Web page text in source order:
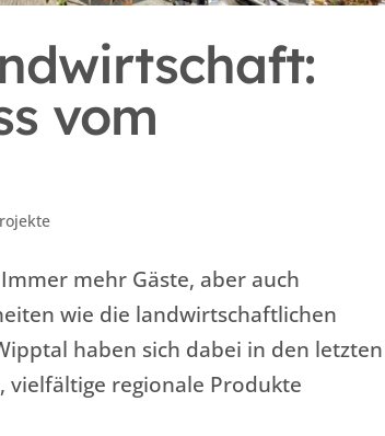
vom
mehr Gäste, aber auch
wie die landwirtschaftlichen
haben sich dabei in den letzten
vielfältige regionale Produkte